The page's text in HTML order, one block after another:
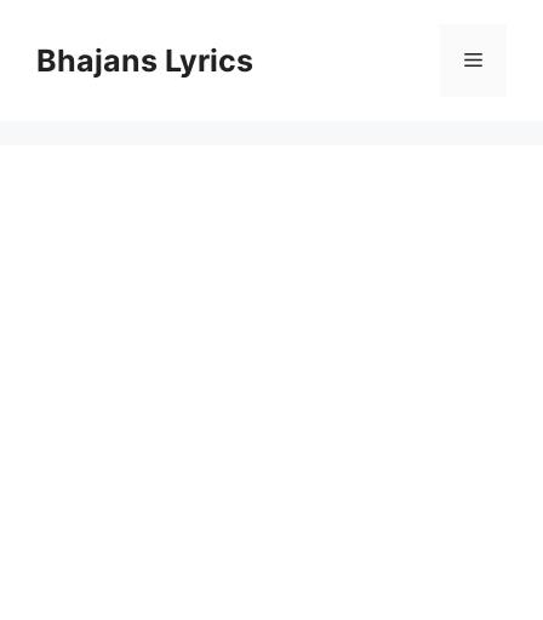
contentBhajans Lyrics Menu